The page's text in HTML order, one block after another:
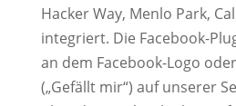
Hacker Way, Menlo Park,
integriert. Die Facebook-
an dem Facebook-Logo
(„Gefällt mir“) auf unserer